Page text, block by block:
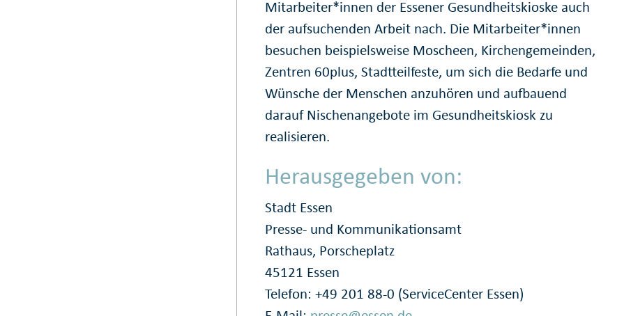
Mitarbeiter*innen der Essener Gesundheitskioske auch
der aufsuchenden Arbeit nach. Die Mitarbeiter*innen
besuchen beispielsweise Moscheen, Kirchengemeinden,
Zentren 60plus, Stadtteilfeste, um sich die Bedarfe und
Wünsche der Menschen anzuhören und aufbauend
darauf Nischenangebote im Gesundheitskiosk zu
realisieren.
Herausgegeben von:
Stadt Essen
Presse- und Kommunikationsamt
Rathaus, Porscheplatz
45121 Essen
Telefon: +49 201 88-0 (ServiceCenter Essen)